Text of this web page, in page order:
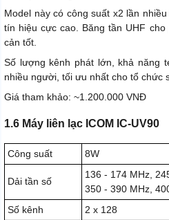
Model này có công suất x2 lần
tín hiệu cực cao. Băng tần UHF
cản tốt.
Số lượng kênh phát lớn, khả năng
nhiều người, tối ưu nhất cho tổ chức
Giá tham khảo: ~1.200.000 VNĐ
1.6 Máy liên lạc ICOM IC-UV90
Công suất 8W
Dải tần số
136 - 174 MHz,
350 - 390 MHz,
Số kênh
2 x 128